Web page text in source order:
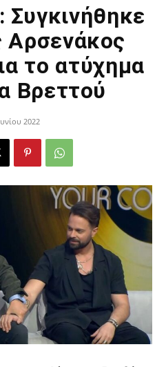
Αρσενάκος
το ατύχημα
Βρεττού
2022